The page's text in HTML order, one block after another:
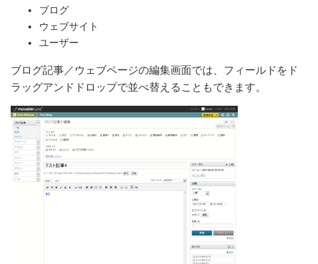
ブログ
ウェブサイト
ユーザー
ブログ記事／ウェブページの編集画面では、フィールドをド
ラッグアンドドロップで並べ替えることもできます。